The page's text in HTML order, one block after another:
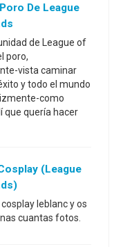
De League
de League of
poro,
vista caminar
y todo el mundo
como
que quería hacer
(League
cosplay leblanc y os
cuantas fotos.